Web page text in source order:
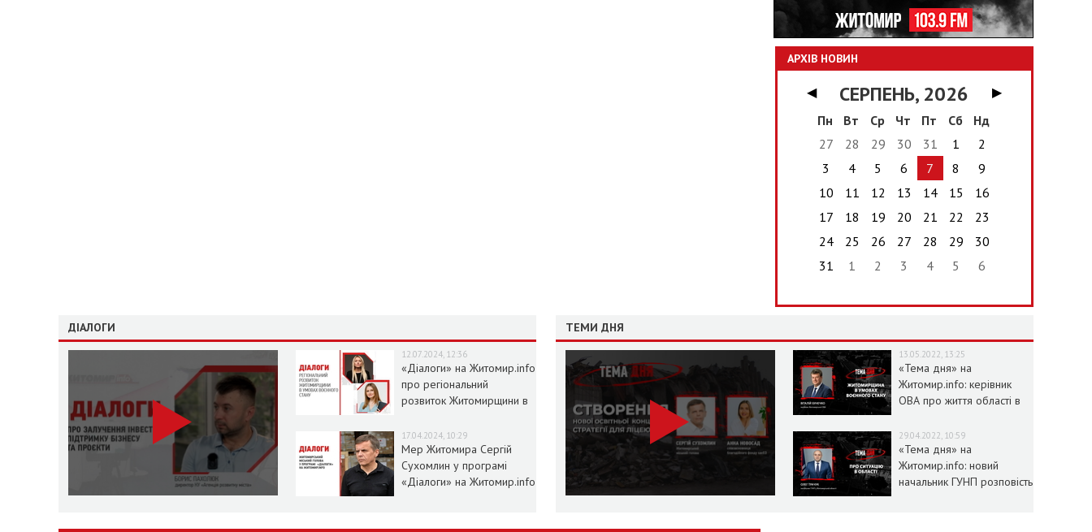
АРХІВ НОВИН
◀ СЕРПЕНЬ, 2026
▶
Пн
Вт Ср Чт Пт Сб
Нд
27
28 29 30 31 1
2
3
4 5 6 7 8
9
10
11 12 13 14 15
16
17
18 19 20 21 22
23
24
25 26 27 28 29
30
31
1 2 3 4 5 6
ДІАЛОГИ
12.07.2024, 12:36
«Діалоги» на Житомир.info
про регіональний
розвиток Житомирщини в
17.04.2024, 10:29
Мер Житомира Сергій
Сухомлин у програмі
«Діалоги» на Житомир.info
ТЕМИ ДНЯ
13.05.2022, 13:25
«Тема дня» на
Житомир.info: керівник
ОВА про життя області в
29.04.2022, 10:59
«Тема дня» на
Житомир.info: новий
начальник ГУНП розповість